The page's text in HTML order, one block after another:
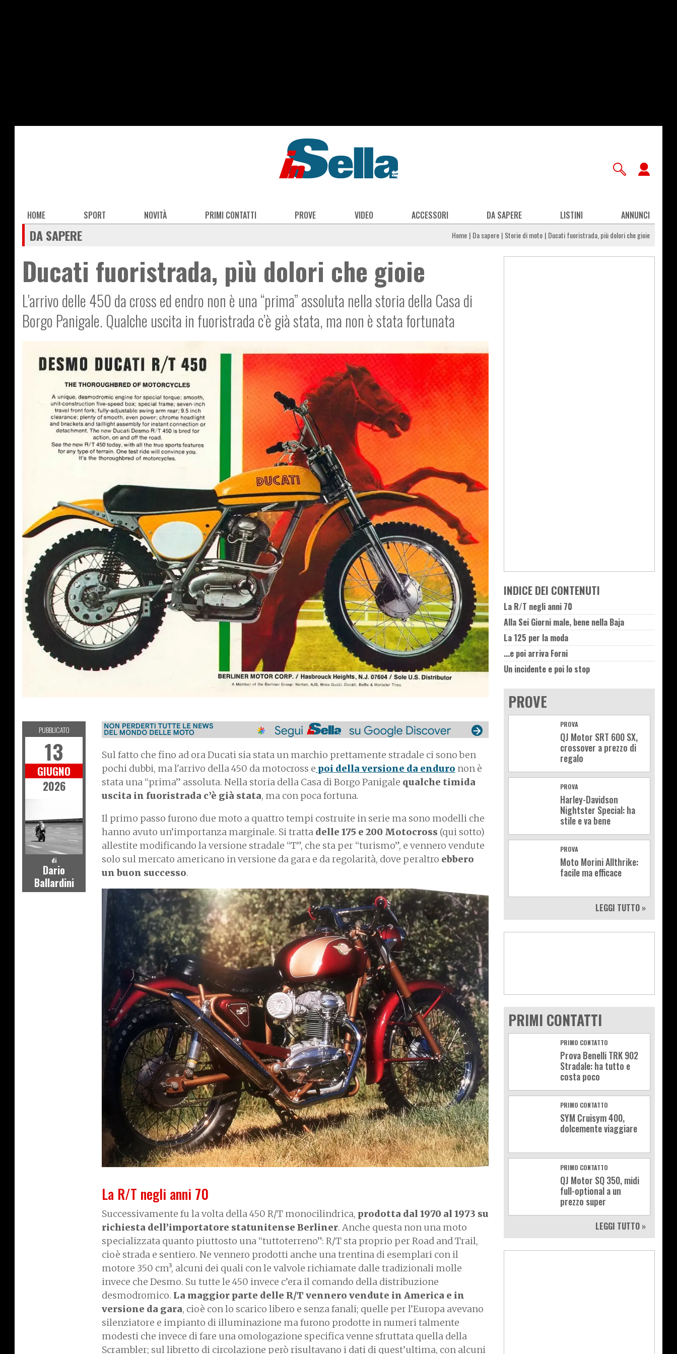
Main
navigation
HOME SPORT NOVITÀ PRIMI CONTATTI PROVE VIDEO ACCESSORI DA SAPERE LISTINI ANNUNCI
DA SAPERE Home Da sapere Storie di moto Ducati fuoristrada, più dolori che gioie
Ducati fuoristrada, più dolori che gioie
L'arrivo delle 450 da cross ed endro non è una “prima” assoluta nella storia della Casa di
Borgo Panigale. Qualche uscita in fuoristrada c’è già stata, ma non è stata fortunata
Sul fatto che fino ad ora Ducati sia stata un marchio prettamente stradale ci sono ben
pochi dubbi, ma l'arrivo della 450 da motocross e poi della versione da enduro non è
stata una “prima” assoluta. Nella storia della Casa di Borgo Panigale qualche timida
uscita in fuoristrada c’è già stata, ma con poca fortuna.
Il primo passo furono due moto a quattro tempi costruite in serie ma sono modelli che
hanno avuto un’importanza marginale. Si tratta delle 175 e 200 Motocross (qui sotto)
allestite modificando la versione stradale “T”, che sta per “turismo”, e vennero vendute
solo sul mercato americano in versione da gara e da regolarità, dove peraltro ebbero
un buon successo.
La R/T negli anni 70
Successivamente fu la volta della 450 R/T monocilindrica, prodotta dal 1970 al 1973 su
richiesta dell’importatore statunitense Berliner. Anche questa non una moto
specializzata quanto piuttosto una “tuttoterreno”: R/T sta proprio per Road and Trail,
cioè strada e sentiero. Ne vennero prodotti anche una trentina di esemplari con il
motore 350 cm³, alcuni dei quali con le valvole richiamate dalle tradizionali molle
invece che Desmo. Su tutte le 450 invece c’era il comando della distribuzione
desmodromico. La maggior parte delle R/T vennero vendute in America e in
versione da gara, cioè con lo scarico libero e senza fanali; quelle per l’Europa avevano
silenziatore e impianto di illuminazione ma furono prodotte in numeri talmente
modesti che invece di fare una omologazione specifica venne sfruttata quella della
Scrambler; sul libretto di circolazione però risultavano i dati di quest’ultima, con alcuni
PUBBLICATO
13
GIUGNO
2026
di
Dario
Ballardini
INDICE DEI CONTENUTI
La R/T negli anni 70
Alla Sei Giorni male, bene nella Baja
La 125 per la moda
...e poi arriva Forni
Un incidente e poi lo stop
PROVE
PROVA
QJ Motor SRT 600 SX,
crossover a prezzo di
regalo
PROVA
Harley-Davidson
Nightster Special: ha
stile e va bene
PROVA
Moto Morini Allthrike:
facile ma efficace
LEGGI TUTTO »
PRIMI CONTATTI
PRIMO CONTATTO
Prova Benelli TRK 902
Stradale: ha tutto e
costa poco
PRIMO CONTATTO
SYM Cruisym 400,
dolcemente viaggiare
PRIMO CONTATTO
QJ Motor SQ 350, midi
full-optional a un
prezzo super
LEGGI TUTTO »